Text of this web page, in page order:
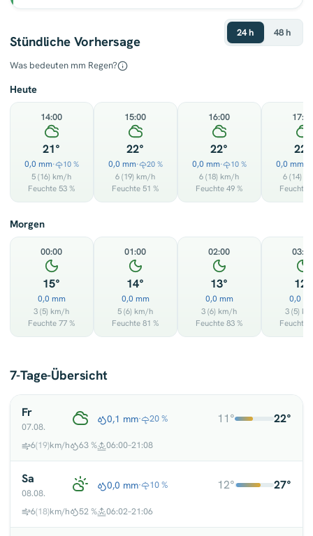
Stündliche Vorhersage
24 h 48 h
Was bedeuten mm Regen?
Heute
14:00
21°
0,0 mm· 10 %
5 (16) km/h
Feuchte 53 %
15:00
22°
0,0 mm· 20 %
6 (19) km/h
Feuchte 51 %
16:00
22°
0,0 mm· 10 %
6 (18) km/h
Feuchte 49 %
22°
0,0 mm
6 (14)
Feuchte
Morgen
00:00
15°
0,0 mm
3 (5) km/h
Feuchte 77 %
01:00
14°
0,0 mm
5 (6) km/h
Feuchte 81 %
02:00
13°
0,0 mm
3 (6) km/h
Feuchte 83 %
12°
0,0
3 (5)
Feuchte
7-Tage-Übersicht
Fr
07.08.
0,1 mm· 20 % 11° 22°
6(19)km/h 63 % 06:00–21:08
Sa
08.08.
0,0 mm· 10 % 12° 27°
6(18)km/h 52 % 06:02–21:06